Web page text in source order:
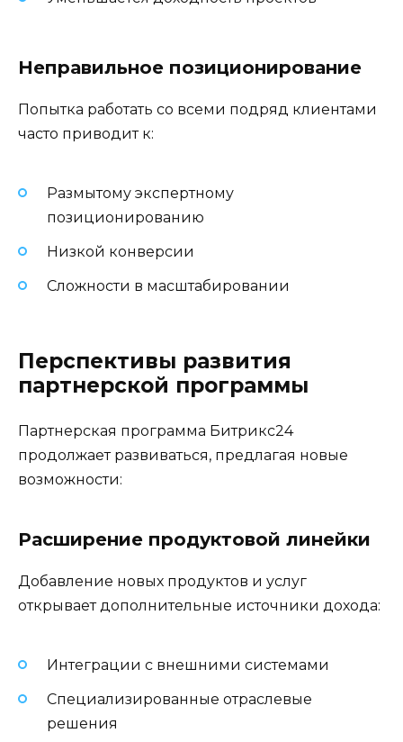
Неправильное позиционирование
Попытка работать со всеми подряд клиентами
часто приводит к:
Размытому экспертному
позиционированию
Низкой конверсии
Сложности в масштабировании
Перспективы развития
партнерской программы
Партнерская программа Битрикс24
продолжает развиваться, предлагая новые
возможности:
Расширение продуктовой линейки
Добавление новых продуктов и услуг
открывает дополнительные источники дохода:
Интеграции с внешними системами
Специализированные отраслевые
решения